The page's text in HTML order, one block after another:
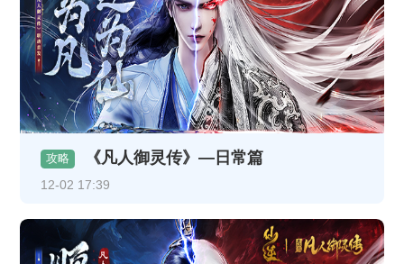
攻略 《凡人御灵传》—日常篇
12-02 17:39